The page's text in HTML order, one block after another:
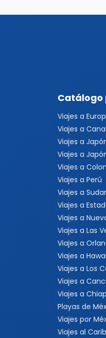
Catálogo
Viajes a
Viajes a
Viajes a
Viajes a
Viajes a
Viajes a Perú
Viajes a
Viajes a
Viajes a
Viajes a Las
Viajes a
Viajes a
Viajes a Los
Viajes a
Viajes a
Playas de
Viajes por
Viajes al